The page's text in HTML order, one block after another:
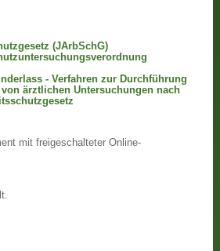
(JArbSchG)
- Verfahren zur Durchführung
ärztlichen Untersuchungen nach
mit freigeschalteter Online-